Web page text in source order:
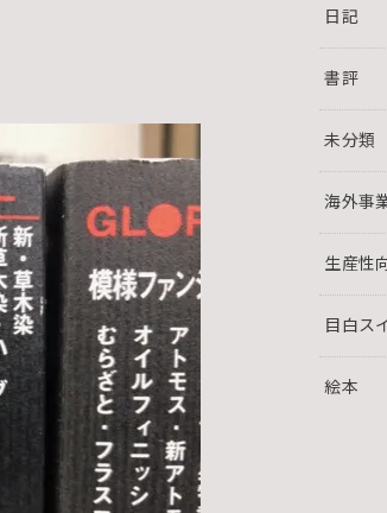
日記
書評
未分類
海外事
生産性
目白ス
絵本